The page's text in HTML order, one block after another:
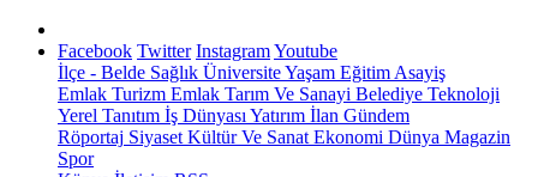
Facebook Twitter InstagramYoutube
İlçe - Belde Sağlık ÜniversiteYaşam Eğitim Asayiş
Emlak Turizm Emlak Tarım Ve Sanayi Belediye Teknoloji
Yerel Tanıtım İş Dünyası Yatırım İlan Gündem
Röportaj Siyaset Kültür Ve Sanat Ekonomi Dünya Magazin
Spor